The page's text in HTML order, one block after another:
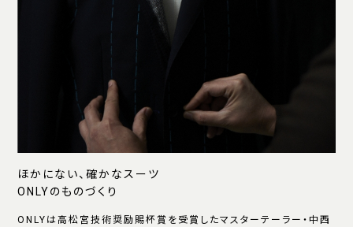
ほかにない、確かなスーツ
ONLYのものづくり
ONLYは高松宮技術奨励賜杯賞を受賞したマスターテーラー・中西